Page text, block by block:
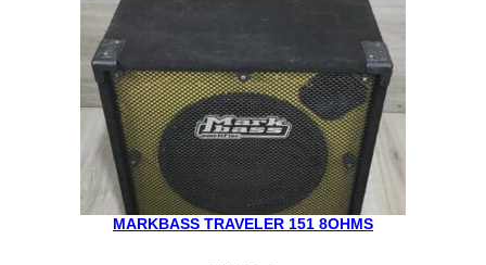
MARKBASS TRAVELER 151 8OHMS